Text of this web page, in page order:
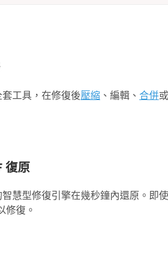
工具，在修復後壓縮 、編輯、 合併
復原
智慧型修復引擎在幾秒鐘內還原。即
修復。